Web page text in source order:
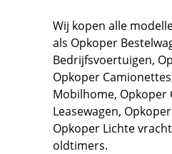
Wij kopen alle
als Opkoper
Bedrijfsvoertuigen,
Opkoper Camionettes
Mobilhome, Opkoper
Leasewagen,
Opkoper Lichte vracht
oldtimers.